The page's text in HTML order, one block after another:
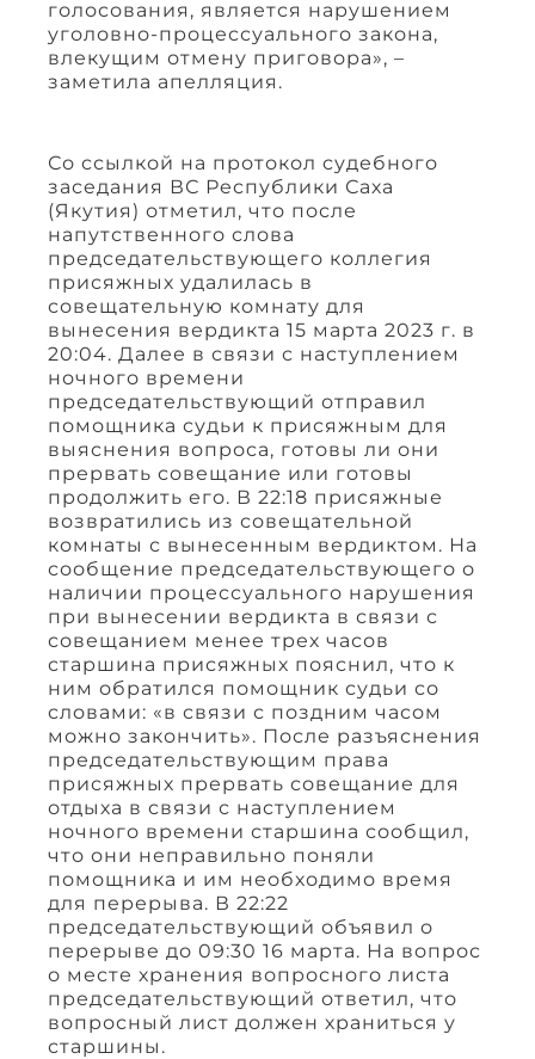
голосования, является нарушением
уголовно-процессуального закона,
влекущим отмену приговора», –
заметила апелляция.
Со ссылкой на протокол судебного
заседания ВС Республики Саха
(Якутия) отметил, что после
напутственного слова
председательствующего коллегия
присяжных удалилась в
совещательную комнату для
вынесения вердикта 15 марта 2023 г. в
20:04. Далее в связи с наступлением
ночного времени
председательствующий отправил
помощника судьи к присяжным для
выяснения вопроса, готовы ли они
прервать совещание или готовы
продолжить его. В 22:18 присяжные
возвратились из совещательной
комнаты с вынесенным вердиктом. На
сообщение председательствующего о
наличии процессуального нарушения
при вынесении вердикта в связи с
совещанием менее трех часов
старшина присяжных пояснил, что к
ним обратился помощник судьи со
словами: «в связи с поздним часом
можно закончить». После разъяснения
председательствующим права
присяжных прервать совещание для
отдыха в связи с наступлением
ночного времени старшина сообщил,
что они неправильно поняли
помощника и им необходимо время
для перерыва. В 22:22
председательствующий объявил о
перерыве до 09:30 16 марта. На вопрос
о месте хранения вопросного листа
председательствующий ответил, что
вопросный лист должен храниться у
старшины.